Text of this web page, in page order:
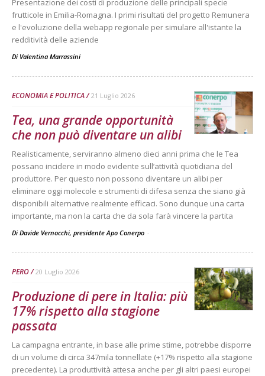
Presentazione dei costi di produzione delle principali specie
frutticole in Emilia-Romagna. I primi risultati del progetto Remunera
e l'evoluzione della webapp regionale per simulare all'istante la
redditività delle aziende
Di Valentina Marrassini
ECONOMIA E POLITICA 21 Luglio 2026
Tea, una grande opportunità
che non può diventare un alibi
Realisticamente, serviranno almeno dieci anni prima che le Tea
possano incidere in modo evidente sull’attività quotidiana del
produttore. Per questo non possono diventare un alibi per
eliminare oggi molecole e strumenti di difesa senza che siano già
disponibili alternative realmente efficaci. Sono dunque una carta
importante, ma non la carta che da sola farà vincere la partita
Di Davide Vernocchi, presidente Apo Conerpo -
PERO 20 Luglio 2026
Produzione di pere in Italia: più
17% rispetto alla stagione
passata
La campagna entrante, in base alle prime stime, potrebbe disporre
di un volume di circa 347mila tonnellate (+17% rispetto alla stagione
precedente). La produttività attesa anche per gli altri paesi europei